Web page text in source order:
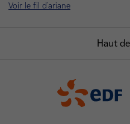
Voir le fil d'ariane
Haut